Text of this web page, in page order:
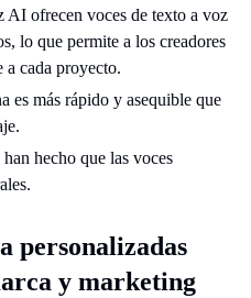
AI ofrecen voces de texto a voz
lo que permite a los creadores
a cada proyecto.
es más rápido y asequible que
hecho que las voces
personalizadas
y marketing